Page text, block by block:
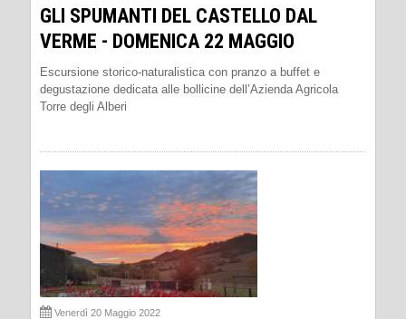
GLI SPUMANTI DEL CASTELLO DAL
VERME - DOMENICA 22 MAGGIO
Escursione storico-naturalistica con pranzo a buffet e
degustazione dedicata alle bollicine dell’Azienda Agricola
Torre degli Alberi
Venerdì 20 Maggio 2022